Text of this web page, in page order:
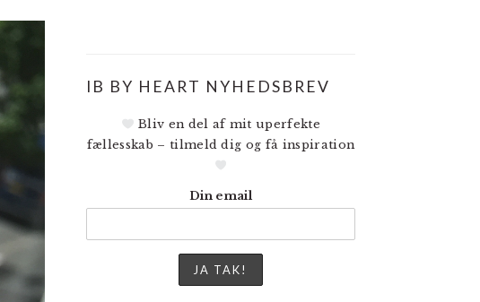
IB BY HEART NYHEDSBREV
Bliv en del af mit uperfekte
fællesskab – tilmeld dig og få inspiration
Din email